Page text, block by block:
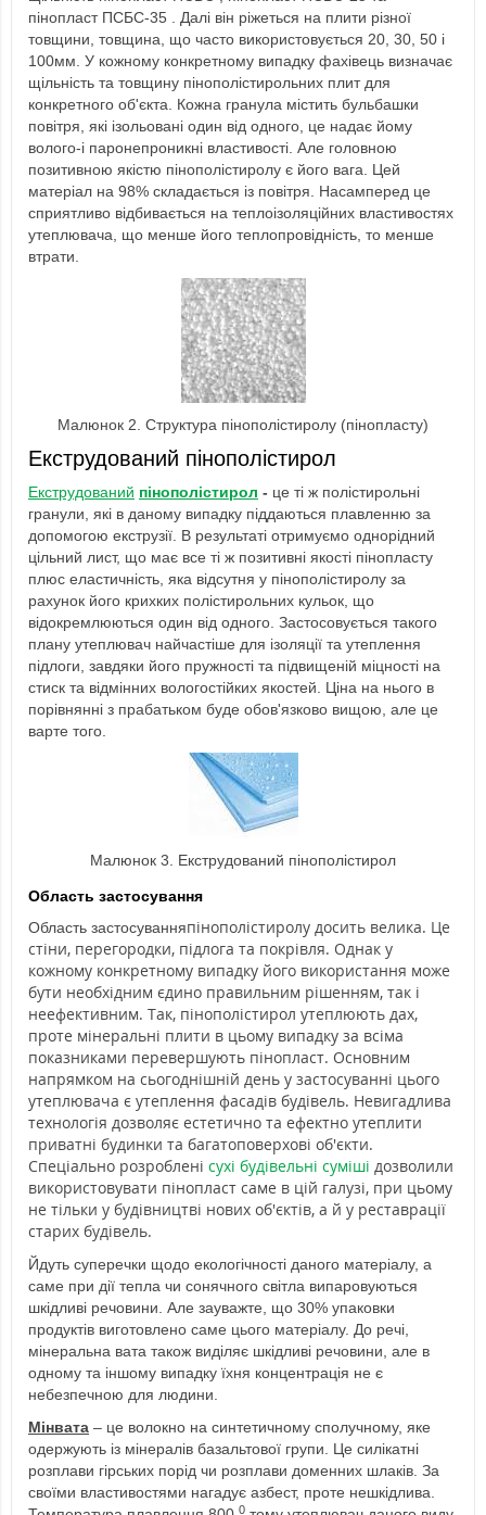
пінопласт ПСБС-35
. Далі він ріжеться на плити різної
товщини, товщина, що часто використовується 20, 30, 50 і
100мм. У кожному конкретному випадку фахівець визначає
щільність та товщину пінополістирольних плит для
конкретного об'єкта. Кожна гранула містить бульбашки
повітря, які ізольовані один від одного, це надає йому
волого-і паронепроникні властивості. Але головною
позитивною якістю пінополістиролу є його вага. Цей
матеріал на 98% складається із повітря. Насамперед це
сприятливо відбивається на теплоізоляційних властивостях
утеплювача, що менше його теплопровідність, то менше
втрати.
Малюнок 2. Структура пінополістиролу (пінопласту)
Екструдований пінополістирол
Екструдований пінополістирол - це ті ж полістирольні
гранули, які в даному випадку піддаються плавленню за
допомогою екструзії. В результаті отримуємо однорідний
цільний лист, що має все ті ж позитивні якості пінопласту
плюс еластичність, яка відсутня у пінополістиролу за
рахунок його крихких полістирольних кульок, що
відокремлюються один від одного. Застосовується такого
плану утеплювач найчастіше для ізоляції та утеплення
підлоги, завдяки його пружності та підвищеній міцності на
стиск та відмінних вологостійких якостей. Ціна на нього в
порівнянні з прабатьком буде обов'язково вищою, але це
варте того.
Малюнок 3. Екструдований пінополістирол
Область застосування
Область застосуванняпінополістиролу досить велика. Це
стіни, перегородки, підлога та покрівля. Однак у
кожному конкретному випадку його використання може
бути необхідним єдино правильним рішенням, так і
неефективним. Так, пінополістирол утеплюють дах,
проте мінеральні плити в цьому випадку за всіма
показниками перевершують пінопласт. Основним
напрямком на сьогоднішній день у застосуванні цього
утеплювача є утеплення фасадів будівель. Невигадлива
технологія дозволяє естетично та ефектно утеплити
приватні будинки та багатоповерхові об'єкти.
Спеціально розроблені сухі будівельні суміші дозволили
використовувати пінопласт саме в цій галузі, при цьому
не тільки у будівництві нових об'єктів, а й у реставрації
старих будівель.
Йдуть суперечки щодо екологічності даного матеріалу, а
саме при дії тепла чи сонячного світла випаровуються
шкідливі речовини. Але зауважте, що 30% упаковки
продуктів виготовлено саме цього матеріалу. До речі,
мінеральна вата також виділяє шкідливі речовини, але в
одному та іншому випадку їхня концентрація не є
небезпечною для людини.
Мінвата – це волокно на синтетичному сполучному, яке
одержують із мінералів базальтової групи. Це силікатні
розплави гірських порід чи розплави доменних шлаків. За
своїми властивостями нагадує азбест, проте нешкідлива.
0